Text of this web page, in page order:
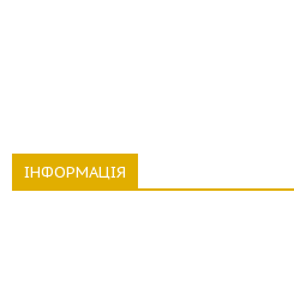
ІНФОРМАЦІЯ